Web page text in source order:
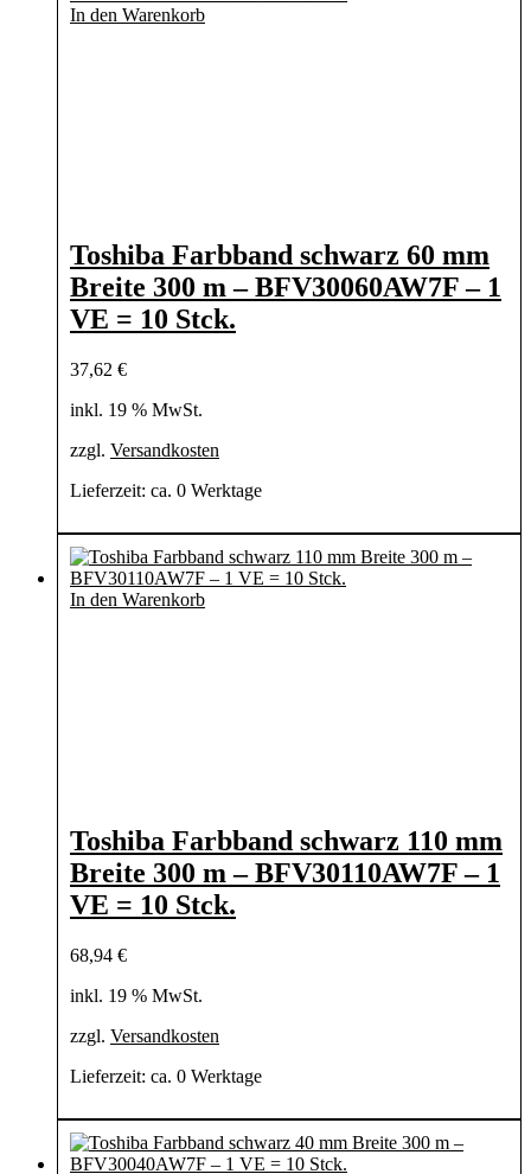
In den Warenkorb
Toshiba Farbband schwarz 60 mm
Breite 300 m – BFV30060AW7F – 1
VE = 10 Stck.
37,62 €
inkl. 19 % MwSt.
zzgl. Versandkosten
Lieferzeit: ca. 0 Werktage
In den Warenkorb
Toshiba Farbband schwarz 110 mm
Breite 300 m – BFV30110AW7F – 1
VE = 10 Stck.
68,94 €
inkl. 19 % MwSt.
zzgl. Versandkosten
Lieferzeit: ca. 0 Werktage